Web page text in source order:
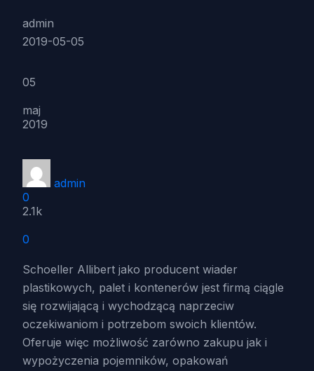
admin
2019-05-05
05
maj
2019
admin
0
2.1k
0
Schoeller Allibert jako producent wiader
plastikowych, palet i kontenerów jest firmą ciągle
się rozwijającą i wychodzącą naprzeciw
oczekiwaniom i potrzebom swoich klientów.
Oferuje więc możliwość zarówno zakupu jak i
wypożyczenia pojemników, opakowań